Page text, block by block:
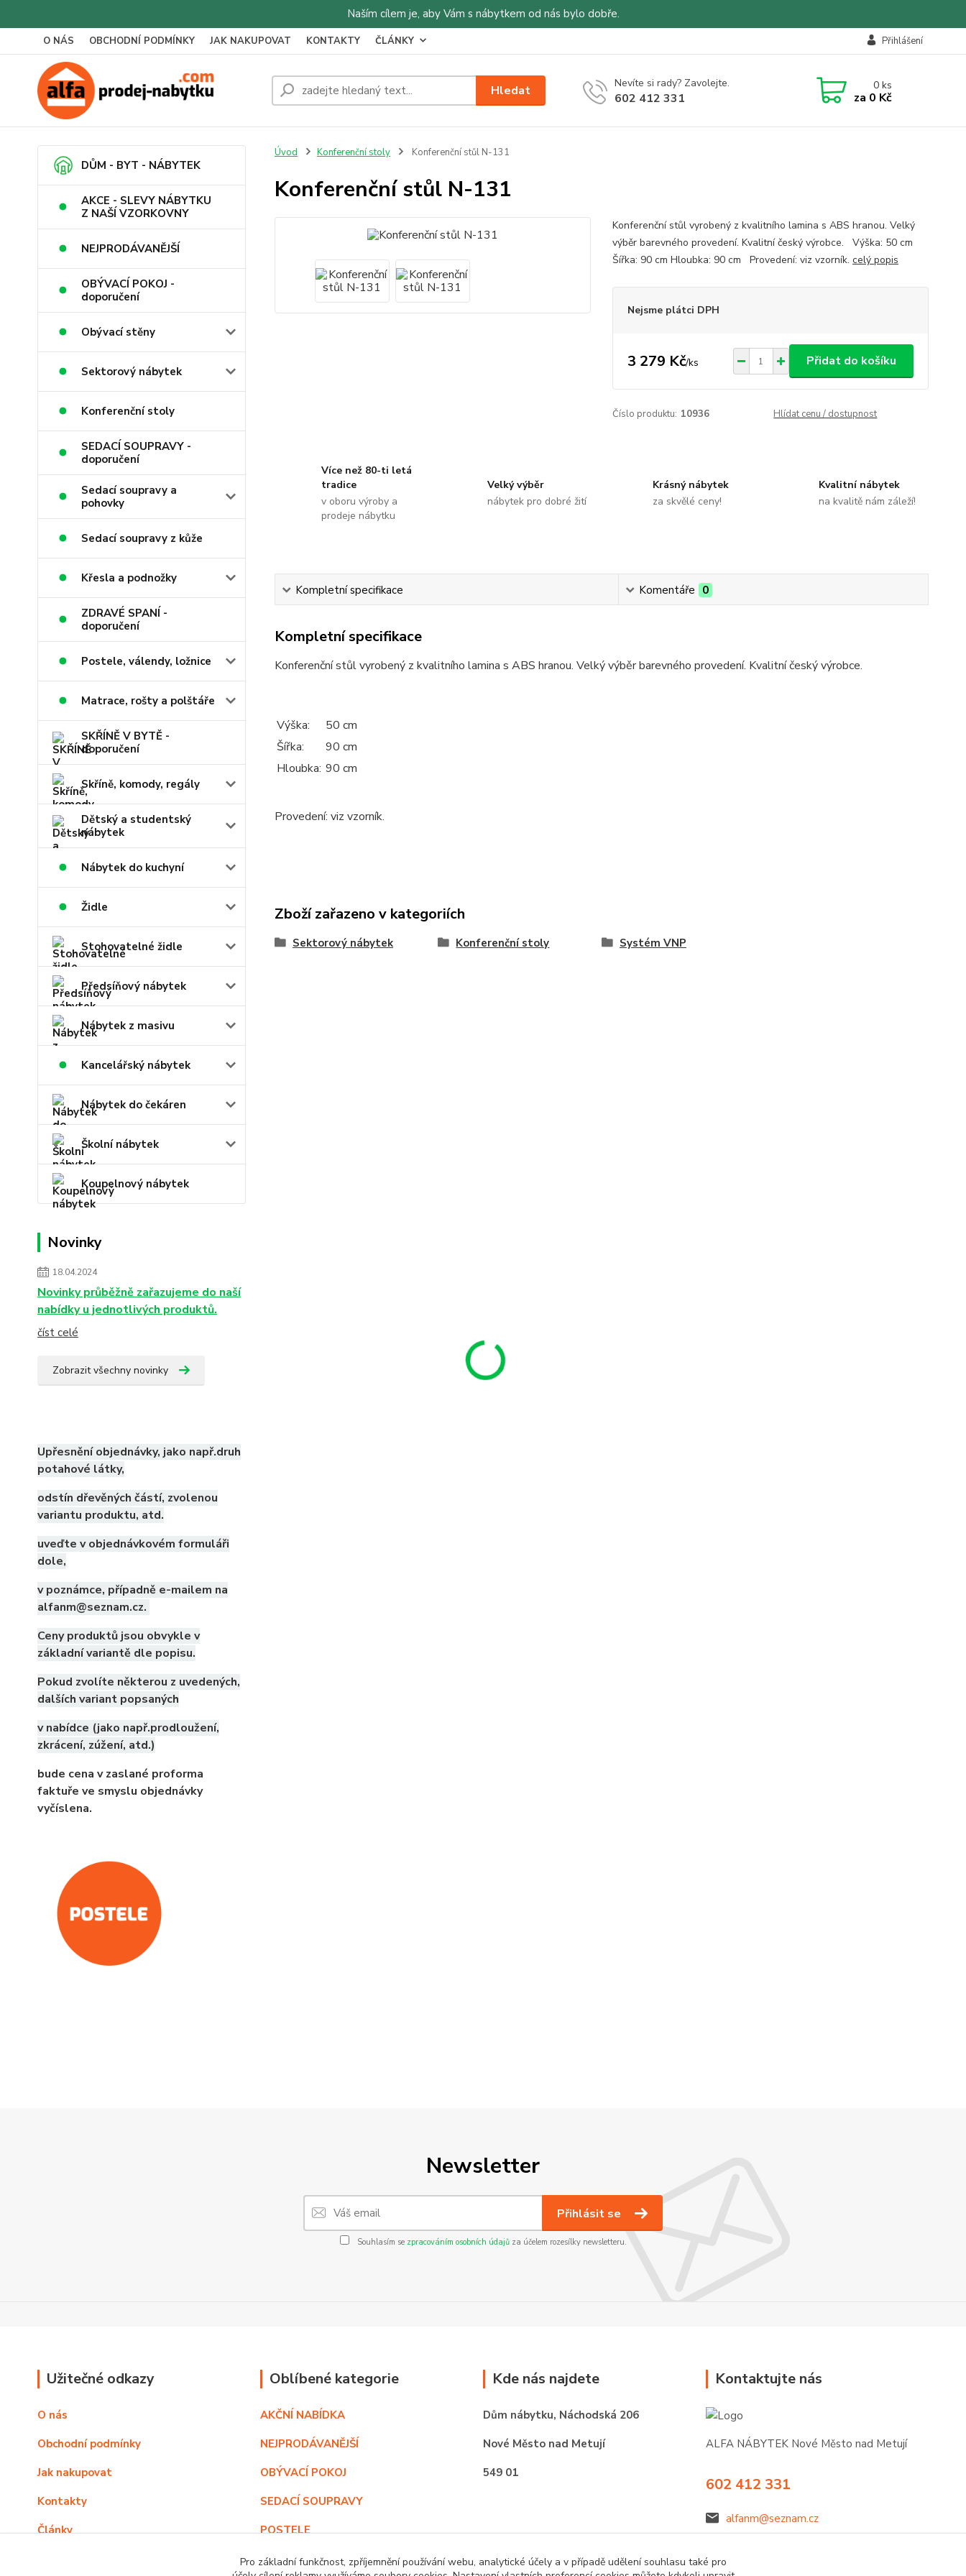
Naším cílem je, aby Vám s nábytkem od nás bylo dobře.
O NÁS OBCHODNÍ PODMÍNKY JAK NAKUPOVAT KONTAKTY ČLÁNKY Přihlášení
Hledat Nevíte si rady? Zavolejte.
602 412 331
0ks
za 0 Kč
DŮM - BYT - NÁBYTEK
AKCE - SLEVY NÁBYTKU
Z NAŠÍ VZORKOVNY
NEJPRODÁVANĚJŠÍ
OBÝVACÍ POKOJ -
doporučení
Obývací stěny
Sektorový nábytek
Konferenční stoly
SEDACÍ SOUPRAVY -
doporučení
Sedací soupravy a
pohovky
Sedací soupravy z kůže
Křesla a podnožky
ZDRAVÉ SPANÍ -
doporučení
Postele, válendy, ložnice
Matrace, rošty a polštáře
SKŘÍNĚ V BYTĚ -
doporučení
Skříně, komody, regály
Dětský a studentský
nábytek
Nábytek do kuchyní
Židle
Stohovatelné židle
Předsíňový nábytek
Nábytek z masivu
Kancelářský nábytek
Nábytek do čekáren
Školní nábytek
Koupelnový nábytek
Novinky
18.04.2024
Novinky průběžně zařazujeme do naší
nabídky u jednotlivých produktů.
číst celé
Zobrazit všechny novinky
Upřesnění objednávky, jako např.druh
potahové látky,
odstín dřevěných částí, zvolenou
variantu produktu, atd.
uveďte v objednávkovém formuláři
dole,
v poznámce, případně e-mailem na
alfanm@seznam.cz.
Ceny produktů jsou obvykle v
základní variantě dle popisu.
Pokud zvolíte některou z uvedených,
dalších variant popsaných
v nabídce (jako např.prodloužení,
zkrácení, zúžení, atd.)
bude cena v zaslané proforma
faktuře ve smyslu objednávky
vyčíslena.
Úvod Konferenční stoly Konferenční stůl N-131
Konferenční stůl N-131
Konferenční stůl vyrobený z kvalitního lamina s ABS hranou. Velký
výběr barevného provedení. Kvalitní český výrobce. Výška: 50 cm
Šířka: 90 cm Hloubka: 90 cm Provedení: viz vzorník. celý popis
Nejsme plátci DPH
3 279 Kč/ks Přidat do košíku
Číslo produktu: 10936 Hlídat cenu / dostupnost
Více než 80-ti letá
tradice
v oboru výroby a
prodeje nábytku
Velký výběr
nábytek pro dobré žití
Krásný nábytek
za skvělé ceny!
Kvalitní nábytek
na kvalitě nám záleží!
Kompletní specifikace Komentáře 0
Kompletní specifikace
Konferenční stůl vyrobený z kvalitního lamina s ABS hranou. Velký výběr barevného provedení. Kvalitní český výrobce.
Výška:
50 cm
Šířka:
90 cm
Hloubka: 90 cm
Provedení: viz vzorník.
Zboží zařazeno v kategoriích
Sektorový nábytek Konferenční stoly Systém VNP
Newsletter
Přihlásit se
Souhlasím se zpracováním osobních údajůza účelem rozesílky newsletteru.
Užitečné odkazy
O nás
Obchodní podmínky
Jak nakupovat
Kontakty
Články
Oblíbené kategorie
AKČNÍ NABÍDKA
NEJPRODÁVANĚJŠÍ
OBÝVACÍ POKOJ
SEDACÍ SOUPRAVY
POSTELE
SKŘÍNĚ V BYTĚ
Kde nás najdete
Dům nábytku, Náchodská 206
Nové Město nad Metují
549 01
Kontaktujte nás
ALFA NÁBYTEK Nové Město nad Metují
602 412 331
alfanm@seznam.cz
Pro základní funkčnost, zpříjemnění používání webu, analytické účely a v případě udělení souhlasu také pro